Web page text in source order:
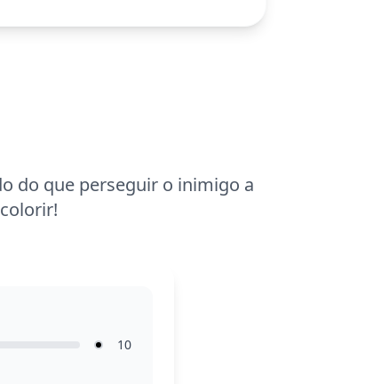
página de colorir é de complexidade
do que perseguir o inimigo a
10